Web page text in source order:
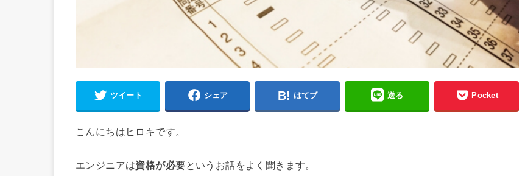
ツイート シェア はてブ 送る Pocket
こんにちはヒロキです。
エンジニアは資格が必要というお話をよく聞きます。